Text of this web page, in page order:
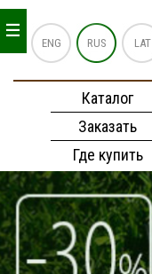
ENG RUS LAT
Каталог
Заказать
Где купить
_
_
_